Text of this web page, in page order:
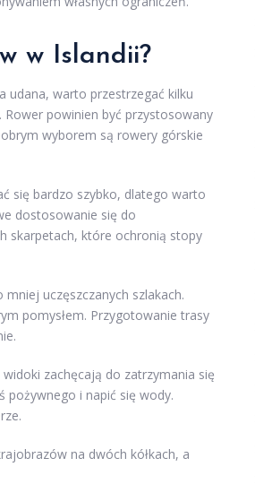
w Islandii?
udana, warto przestrzegać kilku
. Rower powinien być przystosowany
wyborem są rowery górskie
się bardzo szybko, dlatego warto
dostosowanie się do
skarpetach, które ochronią stopy
mniej uczęszczanych szlakach.
pomysłem. Przygotowanie trasy
zachęcają do zatrzymania się
pożywnego i napić się wody.
na dwóch kółkach, a